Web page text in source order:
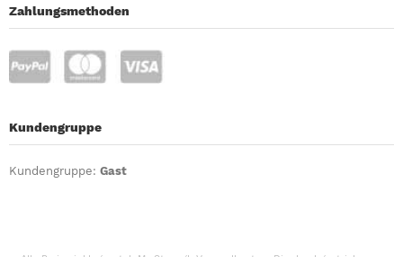
Zahlungsmethoden
Kundengruppe
Kundengruppe: Gast